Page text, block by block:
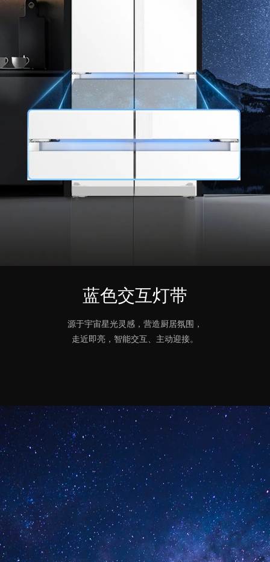
蓝色交互灯带
源于宇宙星光灵感，营造厨居氛围，
走近即亮，智能交互、主动迎接。